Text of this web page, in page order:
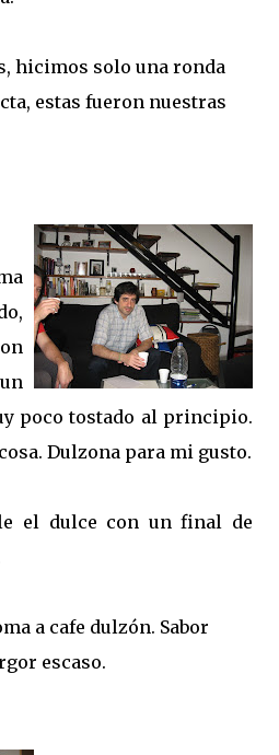
hicimos solo una ronda
estas fueron nuestras
poco tostado al principio.
Dulzona para mi gusto.
el dulce con un final de
a cafe dulzón. Sabor
escaso.